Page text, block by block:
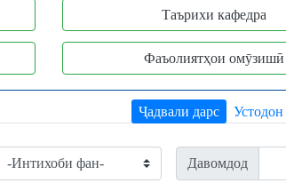
Таърихи кафедра
Фаъолиятҳои омӯзишӣ
Ҷадвали дарс Устодон
Давомдод